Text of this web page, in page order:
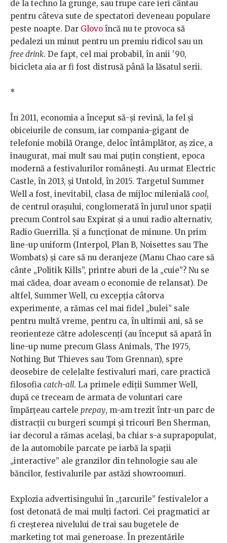
de la techno la grunge, sau trupe care ieri cântau
pentru câteva sute de spectatori deveneau populare
peste noapte. Dar Glovo încă nu te provoca să
pedalezi un minut pentru un premiu ridicol sau un
free drink. De fapt, cel mai probabil, în anii '90,
bicicleta aia ar fi fost distrusă până la lăsatul serii.
*
În 2011, economia a început să-și revină, la fel și
obiceiurile de consum, iar compania-gigant de
telefonie mobilă Orange, deloc întâmplător, aș zice, a
inaugurat, mai mult sau mai puțin conștient, epoca
modernă a festivalurilor românești. Au urmat Electric
Castle, în 2013, și Untold, în 2015. Targetul Summer
Well a fost, inevitabil, clasa de mijloc milenială cool,
de centrul orașului, conglomerată în jurul unor spații
precum Control sau Expirat și a unui radio alternativ,
Radio Guerrilla. Și a funcționat de minune. Un prim
line-up uniform (Interpol, Plan B, Noisettes sau The
Wombats) și care să nu deranjeze (Manu Chao care să
cânte „Politik Kills”, printre aburi de la „cuie”? Nu se
mai cădea, doar aveam o economie de relansat). De
altfel, Summer Well, cu excepția câtorva
experimente, a rămas cel mai fidel „bulei” sale
pentru multă vreme, pentru ca, în ultimii ani, să se
reorienteze către adolescenți (au început să apară în
line-up nume precum Glass Animals, The 1975,
Nothing But Thieves sau Tom Grennan), spre
deosebire de celelalte festivaluri mari, care practică
filosofia catch-all. La primele ediții Summer Well,
după ce treceam de armata de voluntari care
împărțeau cartele prepay, m-am trezit într-un parc de
distracții cu burgeri scumpi și tricouri Ben Sherman,
iar decorul a rămas același, ba chiar s-a suprapopulat,
de la automobile parcate pe iarbă la spații
„interactive” ale granzilor din tehnologie sau ale
băncilor, festivalurile par astăzi showroomuri.
Explozia advertisingului în „țarcurile” festivalelor a
fost detonată de mai mulți factori. Cei pragmatici ar
fi creșterea nivelului de trai sau bugetele de
marketing tot mai generoase. În prezentările